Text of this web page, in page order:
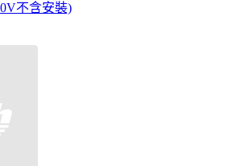
不含安裝)